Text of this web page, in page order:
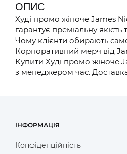
ОПИС
Худі промо жіноче James
гарантує преміальну якість
Чому клієнти обирають
Корпоративний мерч від
Купити Худі промо жіноче
з менеджером час.
ІНФОРМАЦІЯ
Конфіденційність